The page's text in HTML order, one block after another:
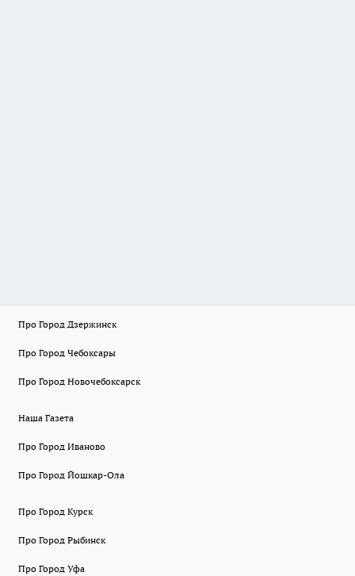
Про Город Дзержинск
Про Город Чебоксары
Про Город Новочебоксарск
Наша Газета
Про Город Иваново
Про Город Йошкар-Ола
Про Город Курск
Про Город Рыбинск
Про Город Уфа